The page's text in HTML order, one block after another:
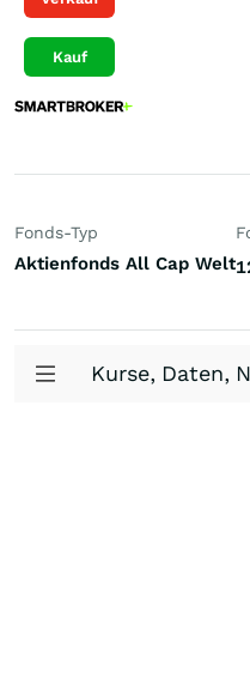
Kauf
Fonds-Typ
Aktienfonds All Cap Welt
Kurse, Daten,